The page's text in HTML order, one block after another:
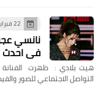
22 فبراير 2020
نانسي
في
هيت بلادي : ظهرت
التواصل الاجتماعي للصور